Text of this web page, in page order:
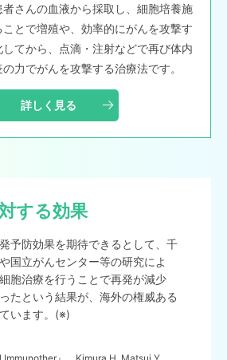
者さんの血液から採取し、細胞培養施
とで増殖や、効率的にがんを攻撃す
てから、点滴・注射などで再び体内
力でがんを攻撃する治療法です。
詳しく見る
する効果
予防効果を期待できるとして、千
国立がんセンター等の研究によ
胞治療を行うことで再発が減少
たという結果が、海外の権威ある
います。(※)